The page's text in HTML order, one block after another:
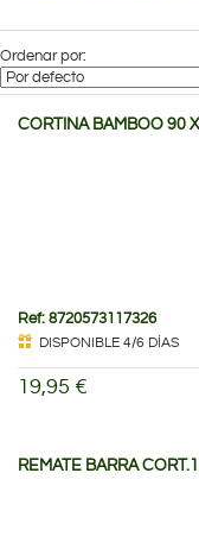
Ordenar por:
CORTINA BAMBOO 90
Ref: 8720573117326
DISPONIBLE 4/6 DÍAS
19,95 €
REMATE BARRA